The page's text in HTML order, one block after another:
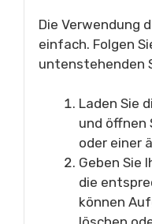
Die Verwendung
einfach. Folgen
untenstehenden
Laden Sie
und öffnen
oder einer
Geben Sie
die
können